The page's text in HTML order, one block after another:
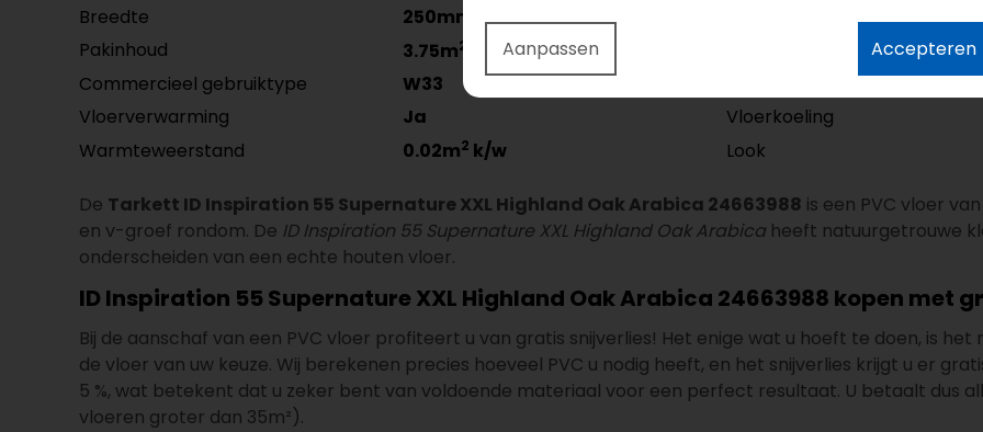
Breedte
250mm
Pakinhoud
3.75m2
Commercieel gebruiktype
W33
Vloerverwarming
Ja Vloerkoeling
Warmteweerstand
0.02m2 k/w Look
De Tarkett ID Inspiration 55 Supernature XXL Highland Oak Arabica 24663988 is een PVC vloer
en v-groef rondom. De ID Inspiration 55 Supernature XXL Highland Oak Arabica heeft natuurgetrouwe
onderscheiden van een echte houten vloer.
ID Inspiration 55 Supernature XXL Highland Oak Arabica 24663988 kopen met
Bij de aanschaf van een PVC vloer profiteert u van gratis snijverlies! Het enige wat u hoeft te doen, is
de vloer van uw keuze. Wij berekenen precies hoeveel PVC u nodig heeft, en het snijverlies krijgt u er
5 %, wat betekent dat u zeker bent van voldoende materiaal voor een perfect resultaat. U betaalt dus
vloeren groter dan 35m²).
Aanpassen Accepteren